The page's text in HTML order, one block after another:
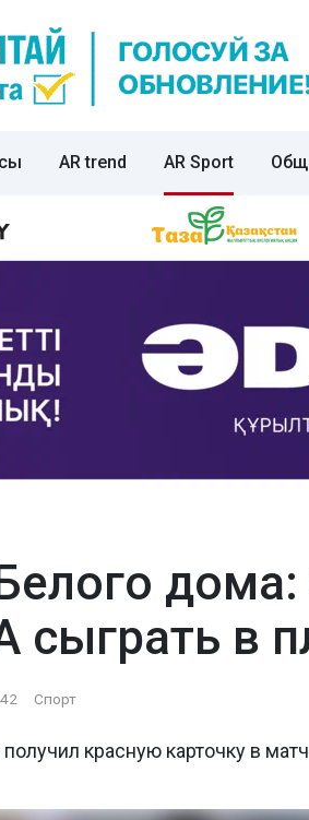
AR trend AR Sport
сыграть в
Спорт
красную карточку в